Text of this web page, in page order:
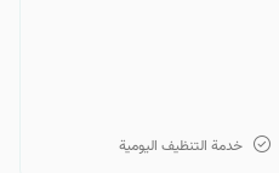
خدمة التنظيف اليومية